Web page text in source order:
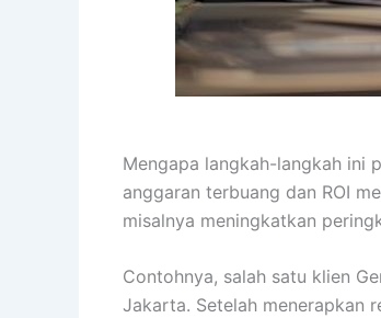
Mengapa langkah-langkah ini
anggaran terbuang dan ROI
misalnya meningkatkan
Contohnya, salah satu klien
Jakarta. Setelah menerapkan